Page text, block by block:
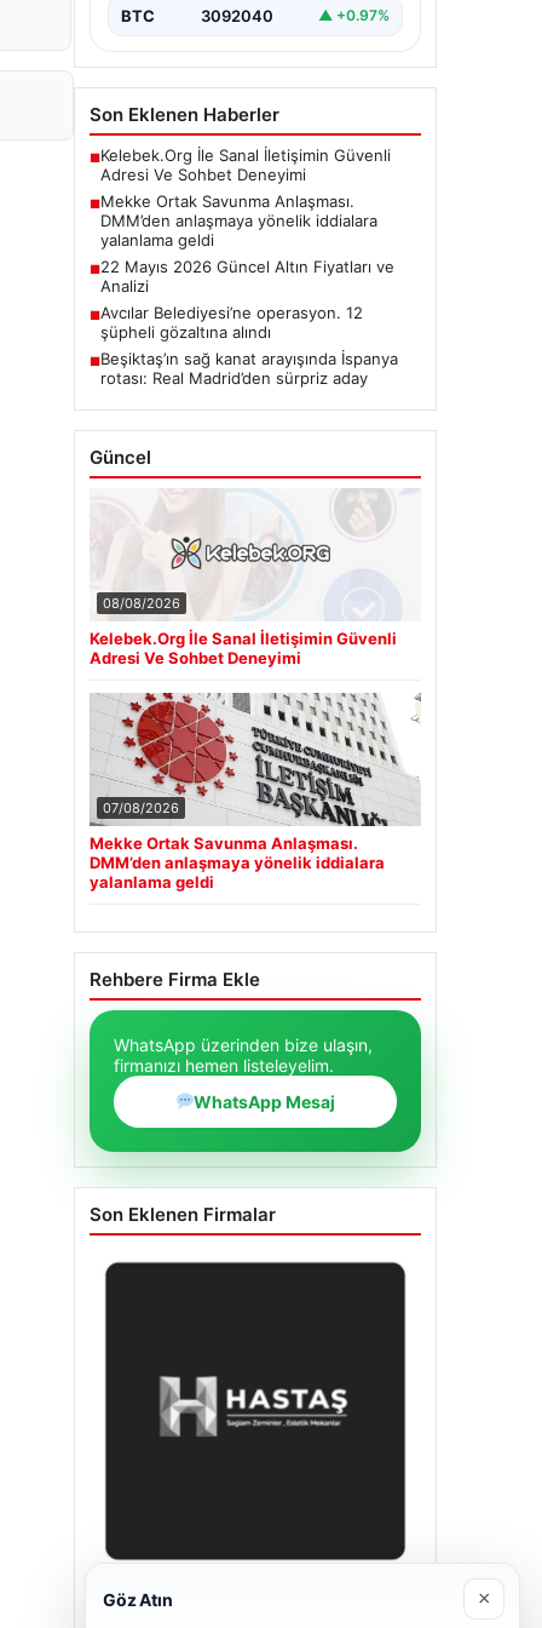
BTC 3092040 ▲ +0.97%
Son Eklenen Haberler
■Kelebek.Org İle Sanal İletişimin Güvenli
Adresi Ve Sohbet Deneyimi
■Mekke Ortak Savunma Anlaşması.
DMM’den anlaşmaya yönelik iddialara
yalanlama geldi
■22 Mayıs 2026 Güncel Altın Fiyatları ve
Analizi
■Avcılar Belediyesi’ne operasyon. 12
şüpheli gözaltına alındı
■Beşiktaş’ın sağ kanat arayışında İspanya
rotası: Real Madrid’den sürpriz aday
Güncel
08/08/2026
Kelebek.Org İle Sanal İletişimin Güvenli
Adresi Ve Sohbet Deneyimi
07/08/2026
Mekke Ortak Savunma Anlaşması.
DMM’den anlaşmaya yönelik iddialara
yalanlama geldi
Rehbere Firma Ekle
WhatsApp üzerinden bize ulaşın,
firmanızı hemen listeleyelim.
WhatsApp Mesaj
Son Eklenen Firmalar
Enes Kaplan Avukatlık Bürosu
Göz Atın ×